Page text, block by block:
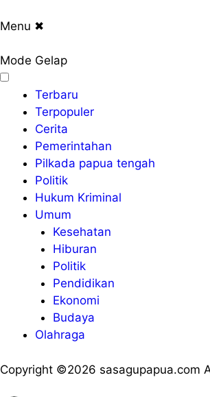
Menu ✖
Mode Gelap
Terbaru
Terpopuler
Cerita
Pemerintahan
Pilkada papua tengah
Politik
Hukum Kriminal
Umum
Kesehatan
Hiburan
Politik
Pendidikan
Ekonomi
Budaya
Olahraga
Copyright ©2026 sasagupapua.com